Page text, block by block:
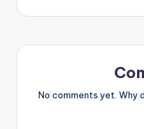
No comments yet. Why